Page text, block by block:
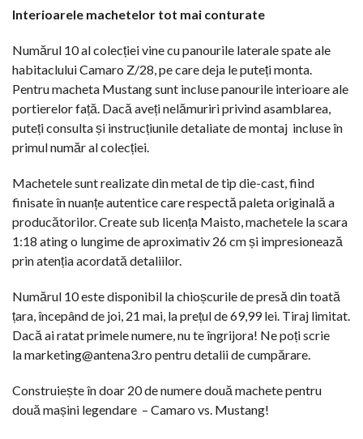
Interioarele machetelor tot mai conturate
Numărul 10 al colecției vine cu panourile laterale spate ale
habitaclului Camaro Z/28, pe care deja le puteți monta.
Pentru macheta Mustang sunt incluse panourile interioare ale
portierelor față. Dacă aveți nelămuriri privind asamblarea,
puteți consulta și instrucțiunile detaliate de montaj incluse în
primul număr al colecției.
Machetele sunt realizate din metal de tip die-cast, fiind
finisate în nuanțe autentice care respectă paleta originală a
producătorilor. Create sub licența Maisto, machetele la scara
1:18 ating o lungime de aproximativ 26 cm și impresionează
prin atenția acordată detaliilor.
Numărul 10 este disponibil la chioșcurile de presă din toată
țara, începând de joi, 21 mai, la prețul de 69,99 lei. Tiraj limitat.
Dacă ai ratat primele numere, nu te îngrijora! Ne poți scrie
la marketing@antena3.ro pentru detalii de cumpărare.
Construiește în doar 20 de numere două machete pentru
două mașini legendare – Camaro vs. Mustang!